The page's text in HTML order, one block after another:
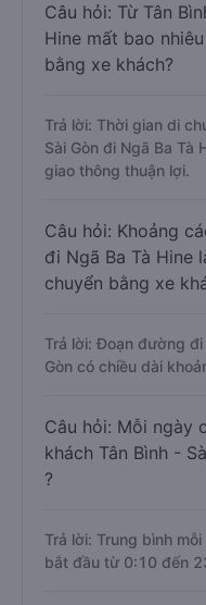
Câu hỏi: Từ Tân
Hine mất bao
bằng xe khách?
Trả lời: Thời gian di
Sài Gòn đi Ngã Ba Tà
giao thông thuận lợi.
Câu hỏi: Khoảng
đi Ngã Ba Tà Hine
chuyển bằng xe
Trả lời: Đoạn đường đi
Gòn có chiều dài
Câu hỏi: Mỗi ngày
khách Tân Bình -
?
Trả lời: Trung bình
bắt đầu từ 0:10 đến